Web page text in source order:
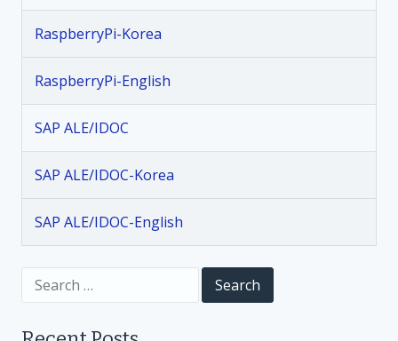
n
a
v
i
g
a
i
RaspberryPi-Korea
RaspberryPi-English
SAP ALE/IDOC
SAP ALE/IDOC-Korea
SAP ALE/IDOC-English